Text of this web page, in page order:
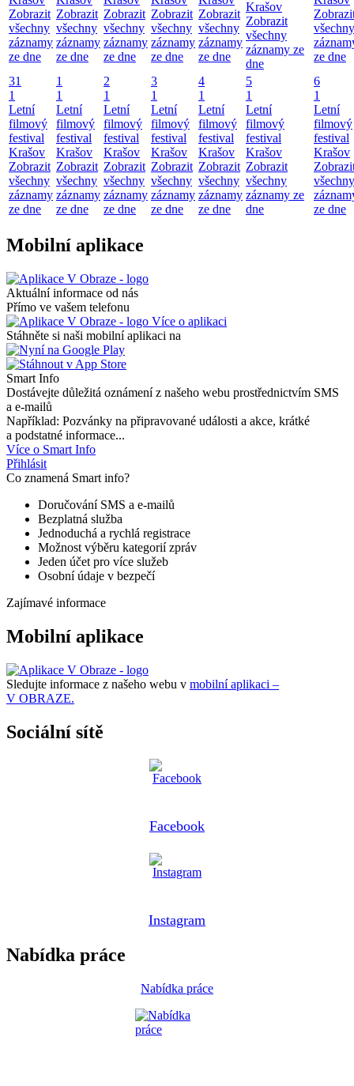
Zobrazit
všechny
záznamy
ze dne
Zobrazit
všechny
záznamy
ze dne
Zobrazit
všechny
záznamy
ze dne
Zobrazit
všechny
záznamy
ze dne
Zobrazit
všechny
záznamy
ze dne
Krašov
Zobrazit
všechny
záznamy ze
dne
všechny
ze dne
31
1
Letní
filmový
festival
Krašov
Zobrazit
všechny
záznamy
ze dne
1
1
Letní
filmový
festival
Krašov
Zobrazit
všechny
záznamy
ze dne
2
1
Letní
filmový
festival
Krašov
Zobrazit
všechny
záznamy
ze dne
3
1
Letní
filmový
festival
Krašov
Zobrazit
všechny
záznamy
ze dne
4
1
Letní
filmový
festival
Krašov
Zobrazit
všechny
záznamy
ze dne
5
1
Letní
filmový
festival
Krašov
Zobrazit
všechny
záznamy ze
dne
6
1
Letní
filmový
festival
Krašov
všechny
ze dne
Mobilní aplikace
Aktuální informace od nás
Přímo ve vašem telefonu
Více o aplikaci
Stáhněte si naši mobilní aplikaci na
Smart Info
Dostávejte důležitá oznámení z našeho webu prostřednictvím SMS
a e-mailů
Například: Pozvánky na připravované události a akce, krátké
a podstatné informace...
Více o Smart Info
Přihlásit
Co znamená Smart info?
Doručování SMS a e-mailů
Bezplatná služba
Jednoduchá a rychlá registrace
Možnost výběru kategorií zpráv
Jeden účet pro více služeb
Osobní údaje v bezpečí
Zajímavé informace
Mobilní aplikace
Sledujte informace z našeho webu v mobilní aplikaci –
V OBRAZE.
Sociální sítě
Facebook
Instagram
Nabídka práce
Nabídka práce